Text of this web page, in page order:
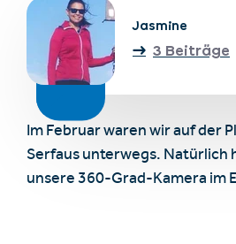
info@serfaus-fiss-
Im Februar waren wir auf der
Serfaus unterwegs. Natürlich
unsere 360-Grad-Kamera im
Jasmine
3 Beiträge